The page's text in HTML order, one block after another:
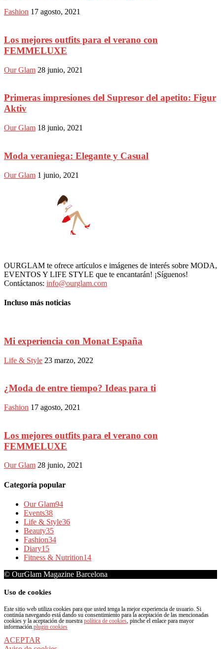
Fashion 17 agosto, 2021
Los mejores outfits para el verano con
FEMMELUXE
Our Glam 28 junio, 2021
Primeras impresiones del Supresor del apetito: Figur
Aktiv
Our Glam 18 junio, 2021
Moda veraniega: Elegante y Casual
Our Glam 1 junio, 2021
OURGLAM te ofrece artículos e imágenes de interés sobre MODA,
EVENTOS Y LIFE STYLE que te encantarán! ¡Síguenos!
Contáctanos: info@ourglam.com
Incluso más noticias
Mi experiencia con Monat España
Life & Style 23 marzo, 2022
¿Moda de entre tiempo? Ideas para ti
Fashion 17 agosto, 2021
Los mejores outfits para el verano con
FEMMELUXE
Our Glam 28 junio, 2021
Categoría popular
Our Glam94
Events38
Life & Style36
Beauty35
Fashion34
Diary15
Fitness & Nutrition14
© OurGlam Magazine Barcelona
Uso de cookies
Este sitio web utiliza cookies para que usted tenga la mejor experiencia de usuario. Si
continúa navegando está dando su consentimiento para la aceptación de las mencionadas
cookies y la aceptación de nuestra política de cookies, pinche el enlace para mayor
información.plugin cookies
ACEPTAR